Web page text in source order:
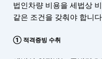
법인차량 비용을 세법상
같은 조건을 갖춰야 합니
① 적격증빙 수취